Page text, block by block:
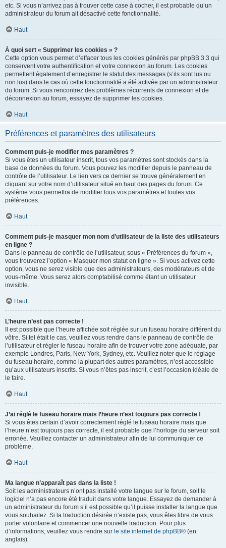
etc. Si vous n’arrivez pas à trouver cette case à cocher, il est probable qu’un
administrateur du forum ait désactivé cette fonctionnalité.
Haut
À quoi sert « Supprimer les cookies » ?
Cette option vous permet d’effacer tous les cookies générés par phpBB 3.3 qui
conservent votre authentification et votre connexion au forum. Les cookies
permettent également d’enregistrer le statut des messages (s’ils sont lus ou
non lus) dans le cas où cette fonctionnalité a été activée par un administrateur
du forum. Si vous rencontrez des problèmes récurrents de connexion et de
déconnexion au forum, essayez de supprimer les cookies.
Haut
Préférences et paramètres des utilisateurs
Comment puis-je modifier mes paramètres ?
Si vous êtes un utilisateur inscrit, tous vos paramètres sont stockés dans la
base de données du forum. Vous pouvez les modifier depuis le panneau de
contrôle de l’utilisateur. Le lien vers ce dernier se trouve généralement en
cliquant sur votre nom d’utilisateur situé en haut des pages du forum. Ce
système vous permettra de modifier tous vos paramètres et toutes vos
préférences.
Haut
Comment puis-je masquer mon nom d’utilisateur de la liste des utilisateurs
en ligne ?
Dans le panneau de contrôle de l’utilisateur, sous « Préférences du forum »,
vous trouverez l’option « Masquer mon statut en ligne ». Si vous activez cette
option, vous ne serez visible que des administrateurs, des modérateurs et de
vous-même. Vous serez alors comptabilisé comme étant un utilisateur
invisible.
Haut
L’heure n’est pas correcte !
Il est possible que l’heure affichée soit réglée sur un fuseau horaire différent du
vôtre. Si tel était le cas, veuillez vous rendre dans le panneau de contrôle de
l’utilisateur et régler le fuseau horaire afin de trouver votre zone adéquate, par
exemple Londres, Paris, New York, Sydney, etc. Veuillez noter que le réglage
du fuseau horaire, comme la plupart des autres paramètres, n’est accessible
qu’aux utilisateurs inscrits. Si vous n’êtes pas inscrit, c’est l’occasion idéale de
le faire.
Haut
J’ai réglé le fuseau horaire mais l’heure n’est toujours pas correcte !
Si vous êtes certain d’avoir correctement réglé le fuseau horaire mais que
l’heure n’est toujours pas correcte, il est probable que l’horloge du serveur soit
erronée. Veuillez contacter un administrateur afin de lui communiquer ce
problème.
Haut
Ma langue n’apparaît pas dans la liste !
Soit les administrateurs n’ont pas installé votre langue sur le forum, soit le
logiciel n’a pas encore été traduit dans votre langue. Essayez de demander à
un administrateur du forum s’il est possible qu’il puisse installer la langue que
vous souhaitez. Si la traduction désirée n’existe pas, vous êtes libre de vous
porter volontaire et commencer une nouvelle traduction. Pour plus
d’informations, veuillez vous rendre sur le site internet de phpBB® (en
anglais).